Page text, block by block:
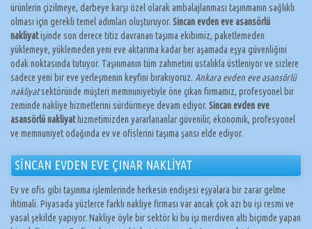
ürünlerin çizilmeye, darbeye karşı özel olarak ambalajlanması taşınmanın sağlıklı
olması için gerekli temel adımları oluşturuyor. Sincan evden eve asansörlü
nakliyatişinde son derece titiz davranan taşıma ekibimiz, paketlemeden
yüklemeye, yüklemeden yeni eve aktarıma kadar her aşamada eşya güvenliğini
odak noktasında tutuyor. Taşınmanın tüm zahmetini ustalıkla üstleniyor ve sizlere
sadece yeni bir eve yerleşmenin keyfini bırakıyoruz. Ankara evden eve asansörlü
nakliyatsektöründe müşteri memnuniyetiyle öne çıkan firmamız, profesyonel bir
zeminde nakliye hizmetlerini sürdürmeye devam ediyor. Sincan evden eve
asansörlü nakliyathizmetimizden yararlananlar güvenilir, ekonomik, profesyonel
ve memnuniyet odağında ev ve ofislerini taşıma şansı elde ediyor.
SİNCAN EVDEN EVE ÇINAR NAKLİYAT
Ev ve ofis gibi taşınma işlemlerinde herkesin endişesi eşyalara bir zarar gelme
ihtimali. Piyasada yüzlerce farklı nakliye firması var ancak çok azı bu işi resmi ve
yasal şekilde yapıyor. Nakliye öyle bir sektör ki bu işi merdiven altı biçimde yapan